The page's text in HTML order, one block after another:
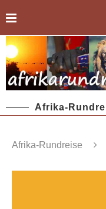
Afrika-
Afrika-Rundreise